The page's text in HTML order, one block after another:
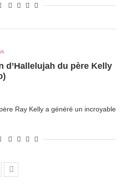
d’Hallelujah du père Kelly
Ray Kelly a généré un incroyable